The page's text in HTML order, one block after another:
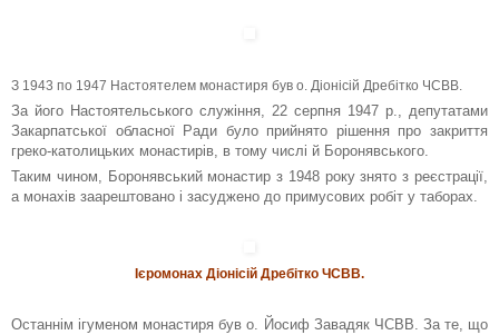
З 1943 по 1947 Настоятелем монастиря був о. Діонісій Дребітко ЧСВВ.
За його Настоятельського служіння, 22 серпня 1947 р., депутатами
Закарпатської обласної Ради було прийнято рішення про закриття
греко-католицьких монастирів, в тому числі й Боронявського.
Таким чином, Боронявський монастир з 1948 року знято з реєстрації,
а монахів заарештовано і засуджено до примусових робіт у таборах.
Ієромонах Діонісій Дребітко ЧСВВ.
Останнім ігуменом монастиря був о. Йосиф Завадяк ЧСВВ. За те, що